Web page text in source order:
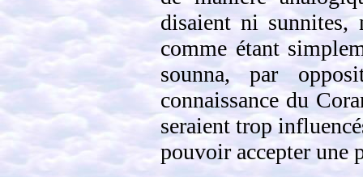
disaient ni sunnites,
comme étant
sounna, par
connaissance du
seraient trop
pouvoir accepter une